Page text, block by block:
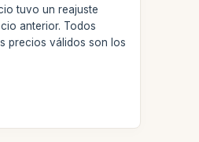
tuvo un reajuste
anterior. Todos
precios válidos son los